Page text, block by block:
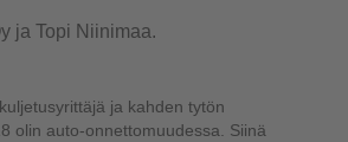
ja Topi Niinimaa.
ja kahden tytön
olin auto-onnettomuudessa. Siinä